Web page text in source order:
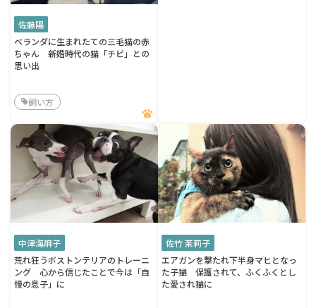
佐藤陽
ベランダに生まれたての三毛猫の赤
ちゃん 新婚時代の猫「チビ」との
思い出
飼い方
中津海麻子
荒れ狂うボストンテリアのトレーニ
ング 心から信じたことで今は「自
慢の息子」に
佐竹 茉莉子
エアガンを撃たれ下半身マヒとなっ
た子猫 保護されて、ふくふくとし
た愛され猫に